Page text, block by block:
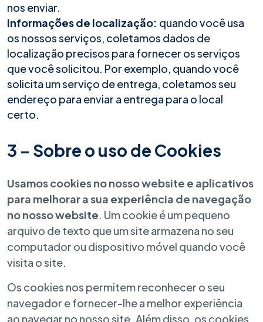
nos enviar.
Informações de localização: quando você usa
os nossos serviços, coletamos dados de
localização precisos para fornecer os serviços
que você solicitou. Por exemplo, quando você
solicita um serviço de entrega, coletamos seu
endereço para enviar a entrega para o local
certo.
3 – Sobre o uso de Cookies
Usamos cookies no nosso website e aplicativos
para melhorar a sua experiência de navegação
no nosso website. Um cookie é um pequeno
arquivo de texto que um site armazena no seu
computador ou dispositivo móvel quando você
visita o site.
Os cookies nos permitem reconhecer o seu
navegador e fornecer-lhe a melhor experiência
ao navegar no nosso site. Além disso, os cookies